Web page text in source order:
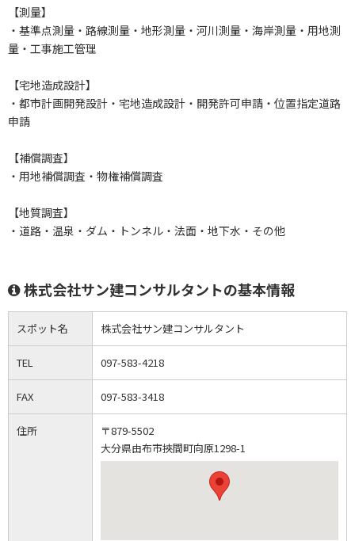
【測量】
・基準点測量・路線測量・地形測量・河川測量・海岸測量・用地測
量・工事施工管理
【宅地造成設計】
・都市計画開発設計・宅地造成設計・開発許可申請・位置指定道路
申請
【補償調査】
・用地補償調査・物権補償調査
【地質調査】
・道路・温泉・ダム・トンネル・法面・地下水・その他
株式会社サン建コンサルタントの基本情報
スポット名 株式会社サン建コンサルタント
TEL 097-583-4218
FAX 097-583-3418
住所
〒879-5502
大分県由布市挾間町向原1298-1